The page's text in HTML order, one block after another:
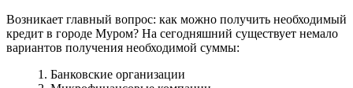
Возникает главный вопрос: как можно получить необходимый
кредит в городе Муром? На сегодняшний существует немало
вариантов получения необходимой суммы:
1. Банковские организации